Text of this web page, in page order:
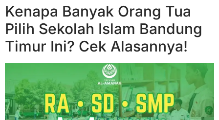
Kenapa Banyak Orang Tua
Pilih Sekolah Islam Bandung
Timur Ini? Cek Alasannya!